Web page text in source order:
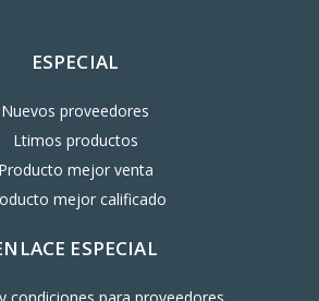
ESPECIAL
Nuevos proveedores
Ltimos productos
Producto mejor venta
mejor calificado
ESPECIAL